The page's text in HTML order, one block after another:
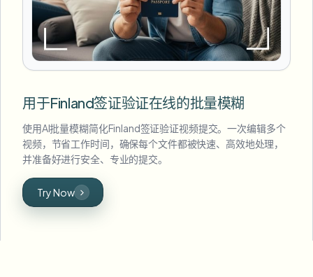
用于Finland签证验证在线的批量模糊
使用AI批量模糊简化Finland签证验证视频提交。一次编辑多个
视频，节省工作时间，确保每个文件都被快速、高效地处理，
并准备好进行安全、专业的提交。
Try Now